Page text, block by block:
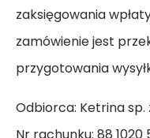
zaksięgowania
zamówienie jest
przygotowania
Odbiorca: Ketrina sp.
Nr rachunku: 88 1020